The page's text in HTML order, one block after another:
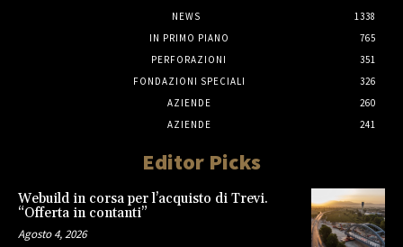
NEWS
1338
IN PRIMO PIANO
765
PERFORAZIONI
351
FONDAZIONI SPECIALI
326
AZIENDE
260
AZIENDE
241
Editor Picks
Webuild in corsa per l’acquisto di Trevi.
“Offerta in contanti”
Agosto 4, 2026